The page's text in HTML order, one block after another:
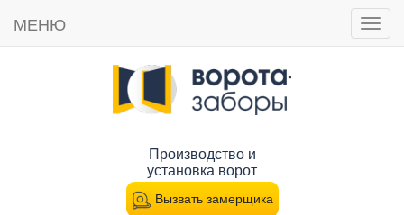
Производство и
установка ворот
Вызвать замерщика
МЕНЮ